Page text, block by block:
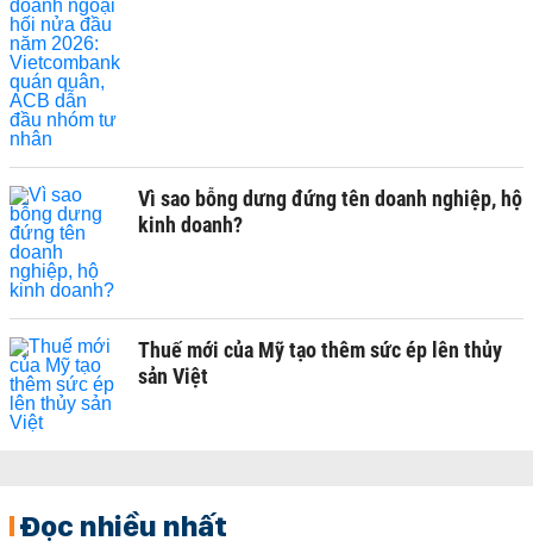
Vì sao bỗng dưng đứng tên doanh nghiệp, hộ
kinh doanh?
Thuế mới của Mỹ tạo thêm sức ép lên thủy
sản Việt
Đọc nhiều nhất